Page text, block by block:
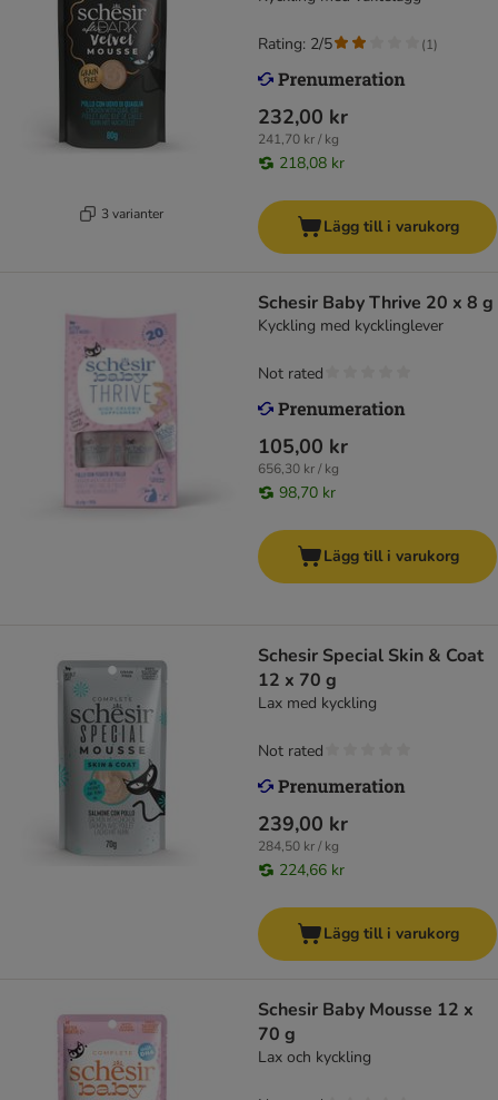
3 varianter
232,00 kr
241,70 kr / kg
218,08 kr
Rating: 2/5 (1)
Lägg till i varukorg
Schesir Baby Thrive 20 x 8 g
Kyckling med kycklinglever
105,00 kr
656,30 kr / kg
98,70 kr
Not rated
Lägg till i varukorg
Schesir Special Skin & Coat
12 x 70 g
Lax med kyckling
239,00 kr
284,50 kr / kg
224,66 kr
Not rated
Lägg till i varukorg
Schesir Baby Mousse 12 x
70 g
Lax och kyckling